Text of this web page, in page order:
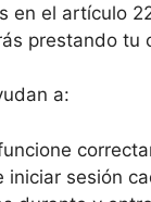
en el artículo
prestando
a:
iniciar sesión